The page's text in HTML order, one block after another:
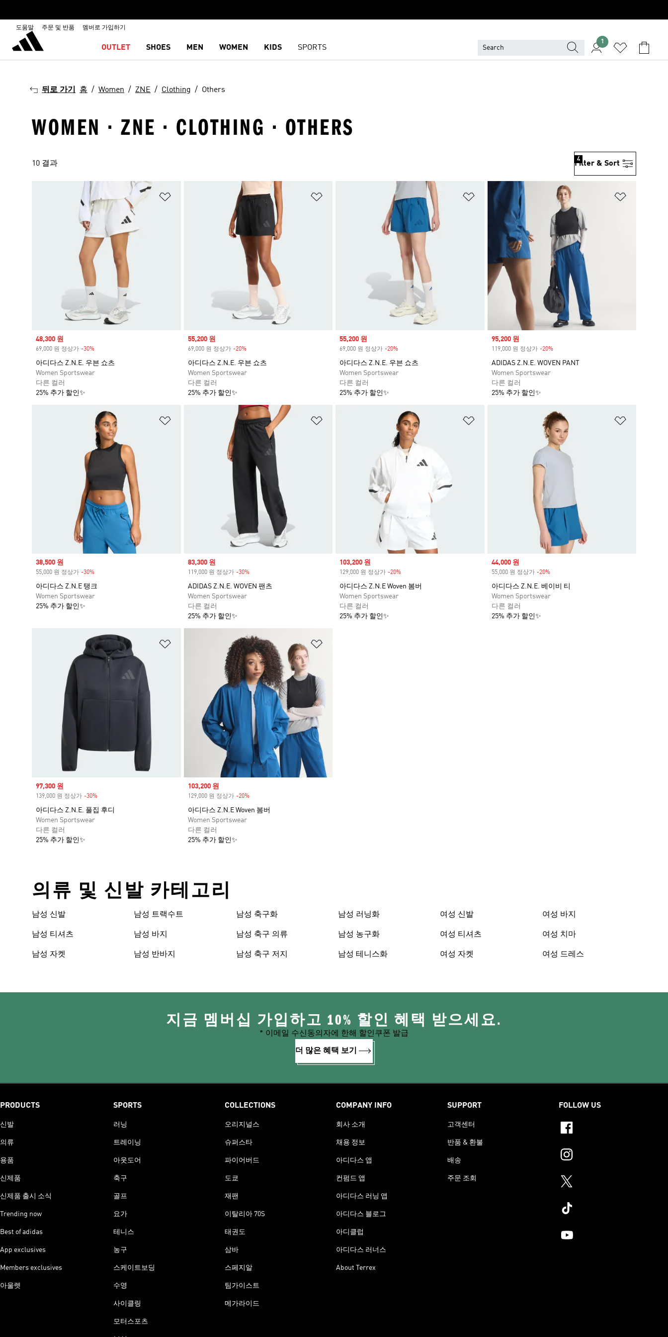
도움말 주문 및 반품 멤버로 가입하기
OUTLET SHOES MEN WOMEN KIDS SPORTS
1
뒤로 가기 홈 Women ZNE Clothing Others
WOMEN · ZNE · CLOTHING · OTHERS
10 결과 Filter & Sort
4
Sale price
48,300 원
69,000 원 정상가 -30%
아디다스 Z.N.E. 우븐 쇼츠
Women Sportswear
다른 컬러
25% 추가 할인✨
Sale price
55,200 원
69,000 원 정상가 -20%Discount
아디다스 Z.N.E. 우븐 쇼츠
Women Sportswear
다른 컬러
25% 추가 할인✨
위시리스트 담기
Sale price
55,200 원
69,000 원 정상가 -20%
아디다스 Z.N.E. 우븐 쇼츠
Women Sportswear
다른 컬러
25% 추가 할인✨
Sale price
95,200 원
119,000 원 정상가 -20%Discount
ADIDAS Z.N.E. WOVEN PANT
Women Sportswear
다른 컬러
25% 추가 할인✨
Sale price
38,500 원
55,000 원 정상가 -30%
아디다스 Z.N.E 탱크
Women Sportswear
25% 추가 할인✨
Sale price
83,300 원
119,000 원 정상가 -30%Discount
ADIDAS Z.N.E. WOVEN 팬츠
Women Sportswear
다른 컬러
25% 추가 할인✨
Sale price
103,200 원
129,000 원 정상가 -20%
아디다스 Z.N.E Woven 봄버
Women Sportswear
다른 컬러
25% 추가 할인✨
Sale price
44,000 원
55,000 원 정상가 -20%Discount
아디다스 Z.N.E. 베이비 티
Women Sportswear
다른 컬러
25% 추가 할인✨
Sale price
97,300 원
139,000 원 정상가 -30%
아디다스 Z.N.E. 풀집 후디
Women Sportswear
다른 컬러
25% 추가 할인✨
Sale price
103,200 원
129,000 원 정상가 -20%Discount
아디다스 Z.N.E Woven 봄버
Women Sportswear
다른 컬러
25% 추가 할인✨
의류 및 신발 카테고리
남성 신발
남성 티셔츠
남성 자켓
남성 트랙수트
남성 바지
남성 반바지
남성 축구화
남성 축구 의류
남성 축구 저지
남성 러닝화
남성 농구화
남성 테니스화
여성 신발
여성 티셔츠
여성 자켓
여성 바지
여성 치마
여성 드레스
지금 멤버십 가입하고 10% 할인 혜택 받으세요.
* 이메일 수신동의자에 한해 할인쿠폰 발급
더 많은 혜택 보기
PRODUCTS
신발
의류
용품
신제품
신제품 출시 소식
Trending now
Best of adidas
App exclusives
Members exclusives
아울렛
SPORTS
러닝
트레이닝
아웃도어
축구
골프
요가
테니스
농구
스케이트보딩
수영
사이클링
모터스포츠
COLLECTIONS
오리지널스
슈퍼스타
파이어버드
도쿄
재팬
이탈리아 70S
태권도
삼바
스페지알
팀가이스트
메가라이드
COMPANY INFO
회사 소개
채용 정보
아디다스 앱
컨펌드 앱
아디다스 러닝 앱
아디다스 블로그
아디클럽
아디다스 러너스
About Terrex
SUPPORT
고객센터
반품 & 환불
배송
주문 조회
FOLLOW US